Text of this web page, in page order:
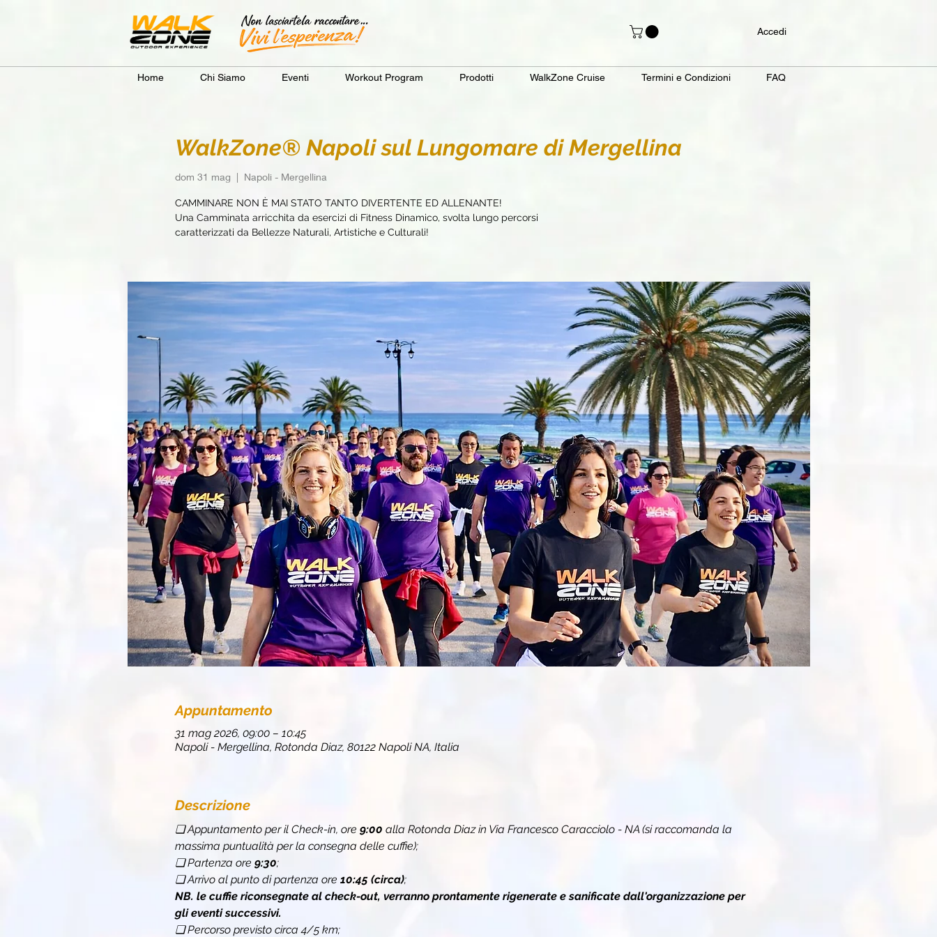
Accedi
Home Chi Siamo Eventi Workout Program Prodotti WalkZone Cruise Termini e Condizioni FAQ
WalkZone® Napoli sul Lungomare di Mergellina
dom 31 mag
  |
Napoli - Mergellina
CAMMINARE NON È MAI STATO TANTO DIVERTENTE ED ALLENANTE!
Una Camminata arricchita da esercizi di Fitness Dinamico, svolta lungo percorsi
caratterizzati da Bellezze Naturali, Artistiche e Culturali!
Appuntamento
31 mag 2026, 09:00 – 10:45
Napoli - Mergellina, Rotonda Diaz, 80122 Napoli NA, Italia
Descrizione
❏ Appuntamento per il Check-in, ore 9:00 alla Rotonda Diaz in Via Francesco Caracciolo - NA (si raccomanda la
massima puntualità per la consegna delle cuffie);
❏ Partenza ore 9:30;
❏ Arrivo al punto di partenza ore 10:45 (circa);
NB. le cuffie riconsegnate al check-out, verranno prontamente rigenerate e sanificate dall'organizzazione per
gli eventi successivi.
❏ Percorso previsto circa 4/5 km;